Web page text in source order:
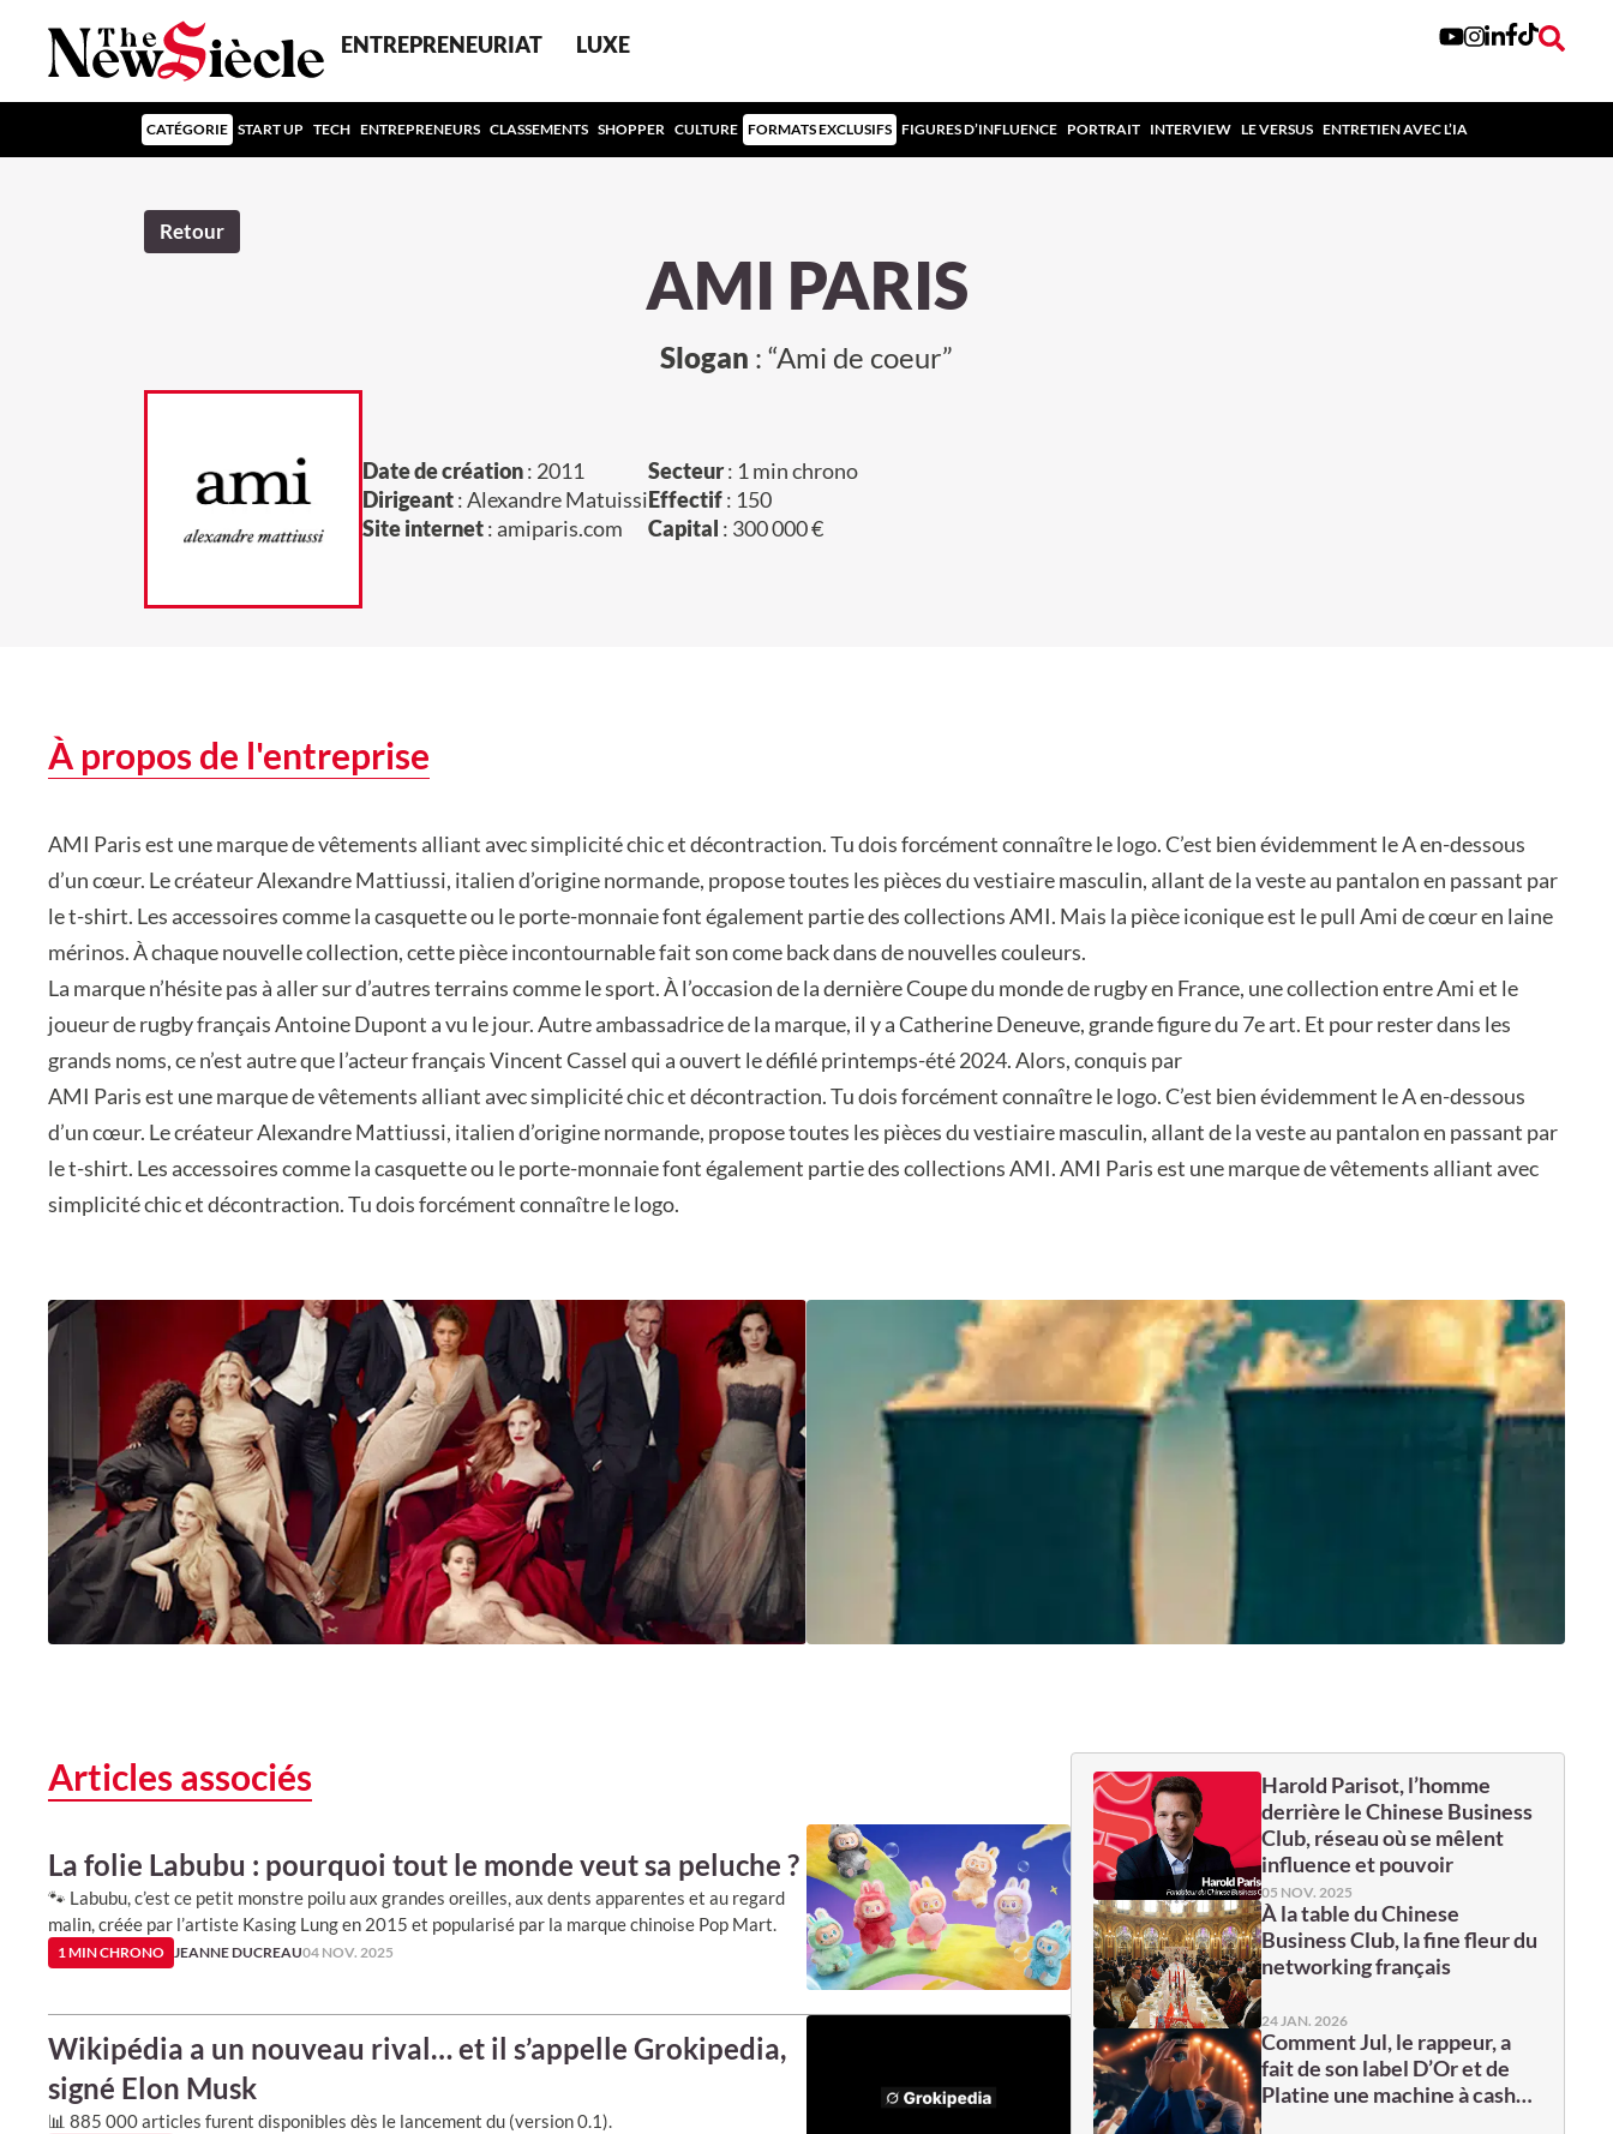
ENTREPRENEURIAT LUXE
CATÉGORIE START UP TECH ENTREPRENEURS CLASSEMENTS SHOPPER CULTURE FORMATS EXCLUSIFS FIGURES D’INFLUENCE PORTRAIT INTERVIEW LE VERSUS ENTRETIEN AVEC L’IA
Retour
AMI PARIS
Slogan : “Ami de coeur”
Date de création: 2011
Dirigeant: Alexandre Matuissi
Site internet: amiparis.com
Secteur: 1 min chrono
Effectif: 150
Capital : 300 000 €
À propos de l'entreprise
AMI Paris est une marque de vêtements alliant avec simplicité chic et décontraction. Tu dois forcément connaître le logo. C’est bien évidemment le A en-dessous
d’un cœur. Le créateur Alexandre Mattiussi, italien d’origine normande, propose toutes les pièces du vestiaire masculin, allant de la veste au pantalon en passant par
le t-shirt. Les accessoires comme la casquette ou le porte-monnaie font également partie des collections AMI. Mais la pièce iconique est le pull Ami de cœur en laine
mérinos. À chaque nouvelle collection, cette pièce incontournable fait son come back dans de nouvelles couleurs.
La marque n’hésite pas à aller sur d’autres terrains comme le sport. À l’occasion de la dernière Coupe du monde de rugby en France, une collection entre Ami et le
joueur de rugby français Antoine Dupont a vu le jour. Autre ambassadrice de la marque, il y a Catherine Deneuve, grande figure du 7e art. Et pour rester dans les
grands noms, ce n’est autre que l’acteur français Vincent Cassel qui a ouvert le défilé printemps-été 2024. Alors, conquis par
AMI Paris est une marque de vêtements alliant avec simplicité chic et décontraction. Tu dois forcément connaître le logo. C’est bien évidemment le A en-dessous
d’un cœur. Le créateur Alexandre Mattiussi, italien d’origine normande, propose toutes les pièces du vestiaire masculin, allant de la veste au pantalon en passant par
le t-shirt. Les accessoires comme la casquette ou le porte-monnaie font également partie des collections AMI. AMI Paris est une marque de vêtements alliant avec
simplicité chic et décontraction. Tu dois forcément connaître le logo.
Articles associés
La folie Labubu : pourquoi tout le monde veut sa peluche ?
🐾 Labubu, c’est ce petit monstre poilu aux grandes oreilles, aux dents apparentes et au regard
malin, créée par l’artiste Kasing Lung en 2015 et popularisé par la marque chinoise Pop Mart.
1 MIN CHRONO JEANNE DUCREAU04 NOV. 2025
Wikipédia a un nouveau rival… et il s’appelle Grokipedia,
signé Elon Musk
📊 885 000 articles furent disponibles dès le lancement du (version 0.1).
Harold Parisot, l’homme
derrière le Chinese Business
Club, réseau où se mêlent
influence et pouvoir
05 NOV. 2025
À la table du Chinese
Business Club, la fine fleur du
networking français
24 JAN. 2026
Comment Jul, le rappeur, a
fait de son label D’Or et de
Platine une machine à cash…